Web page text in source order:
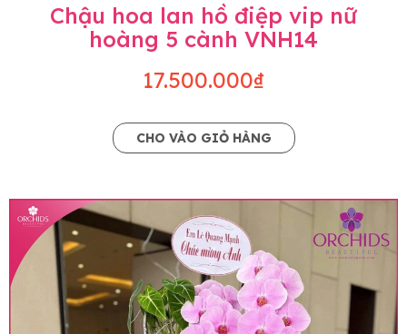
Chậu hoa lan hồ điệp vip nữ
hoàng 5 cành VNH14
17.500.000₫
CHO VÀO GIỎ HÀNG